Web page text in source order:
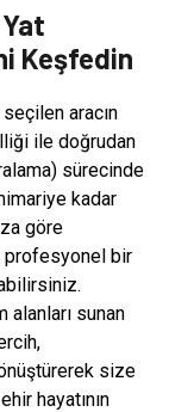
Keşfedin
aracın
ile doğrudan
sürecinde
kadar
göre
profesyonel bir
alanları sunan
size
hayatının